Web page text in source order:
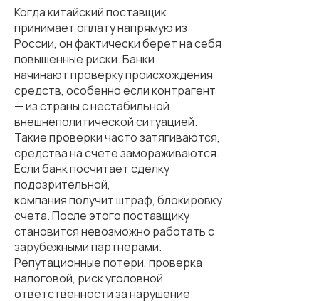
Когда китайский поставщик
принимает оплату напрямую из
России, он фактически берет на себя
повышенные риски. Банки
начинают проверку происхождения
средств, особенно если контрагент
— из страны с нестабильной
внешнеполитической ситуацией.
Такие проверки часто затягиваются,
средства на счете замораживаются.
Если банк посчитает сделку
подозрительной,
компания получит штраф, блокировку
счета. После этого поставщику
становится невозможно работать с
зарубежными партнерами.
Репутационные потери, проверка
налоговой, риск уголовной
ответственности за нарушение